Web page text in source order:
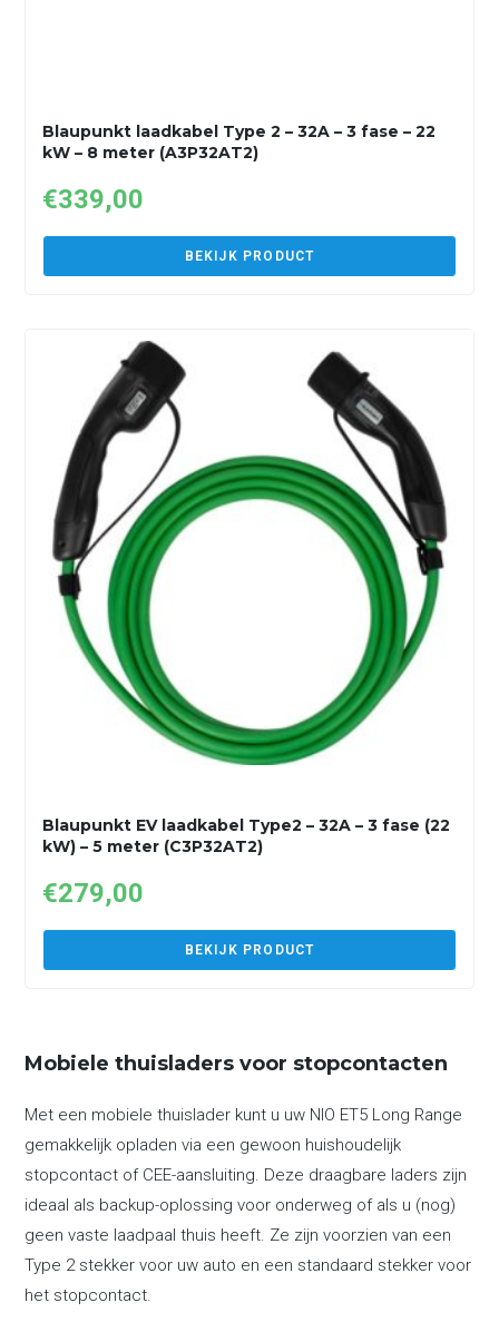
Blaupunkt laadkabel Type 2 – 32A – 3 fase – 22
kW – 8 meter (A3P32AT2)
€339,00
BEKIJK PRODUCT
Blaupunkt EV laadkabel Type2 – 32A – 3 fase (22
kW) – 5 meter (C3P32AT2)
€279,00
BEKIJK PRODUCT
Mobiele thuisladers voor stopcontacten
Met een mobiele thuislader kunt u uw NIO ET5 Long Range
gemakkelijk opladen via een gewoon huishoudelijk
stopcontact of CEE-aansluiting. Deze draagbare laders zijn
ideaal als backup-oplossing voor onderweg of als u (nog)
geen vaste laadpaal thuis heeft. Ze zijn voorzien van een
Type 2 stekker voor uw auto en een standaard stekker voor
het stopcontact.